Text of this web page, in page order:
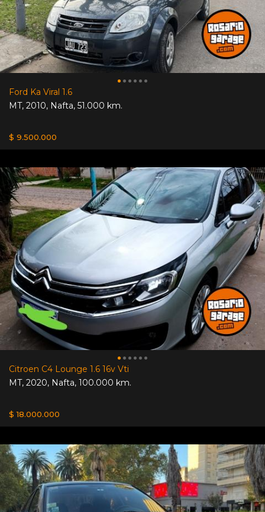
Ford Ka Viral 1.6
MT, 2010, Nafta, 51.000 km.
$ 9.500.000
Citroen C4 Lounge 1.6 16v Vti
MT, 2020, Nafta, 100.000 km.
$ 18.000.000